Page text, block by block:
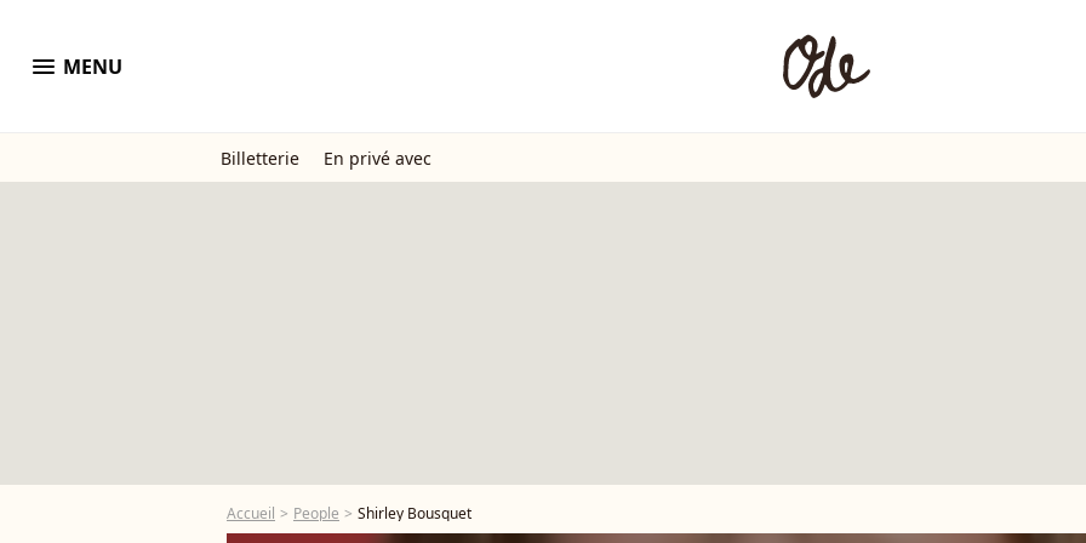
menu MENU
Billetterie En privé avec
Accueil People Shirley Bousquet